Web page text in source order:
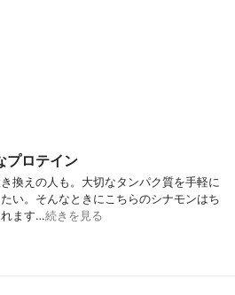
プロテイン
換えの人も。大切なタンパク質を手軽に
い。そんなときにこちらのシナモンはち
れます…続きを見る